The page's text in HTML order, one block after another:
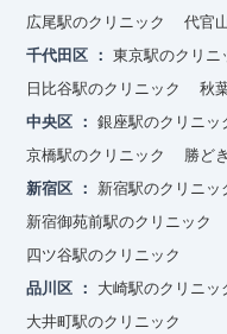
広尾駅のクリニック
代官
千代田区
東京駅のクリニ
日比谷駅のクリニック
秋
中央区
銀座駅のクリニッ
京橋駅のクリニック
勝ど
新宿区
新宿駅のクリニッ
新宿御苑前駅のクリニック
四ツ谷駅のクリニック
品川区
大崎駅のクリニッ
大井町駅のクリニック